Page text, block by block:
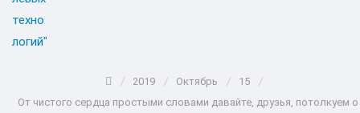
2019 Октябрь
15
От чистого сердца простыми словами давайте, друзья, потолкуем о